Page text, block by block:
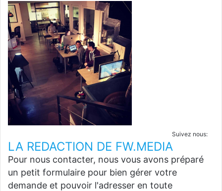
Suivez nous:
LA REDACTION DE FW.MEDIA
Pour nous contacter, nous vous avons préparé
un petit formulaire pour bien gérer votre
demande et pouvoir l'adresser en toute